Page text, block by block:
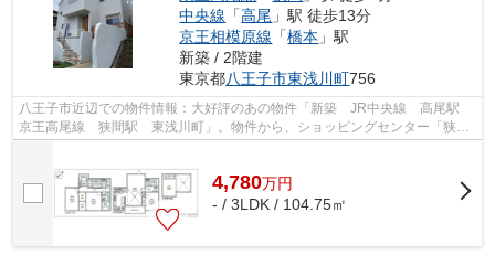
中央線 「高尾 」駅 徒歩13分
京王相模原線 「橋本 」駅
新築 / 2階建
東京都八王子市東浅川町756
八王子市近辺での物件情報：大好評のあの物件「新築 JR中央線 高尾駅
京王高尾線 狭間駅 東浅川町」。物件から、ショッピングセンター「狭間
4,780万円
- / 3LDK / 104.75㎡